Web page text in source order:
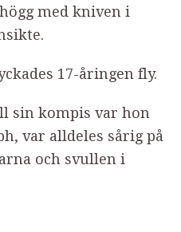
med kniven i
17-åringen fly.
sin kompis var hon
var alldeles sårig på
och svullen i